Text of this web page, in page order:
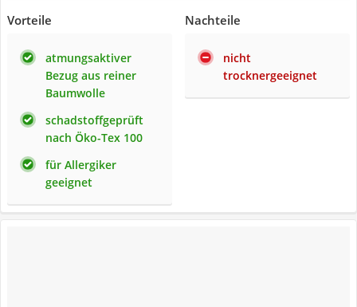
Vorteile
atmungsaktiver
Bezug aus reiner
Baumwolle
schadstoffgeprüft
nach Öko-Tex 100
für Allergiker
geeignet
Nachteile
nicht
trocknergeeignet